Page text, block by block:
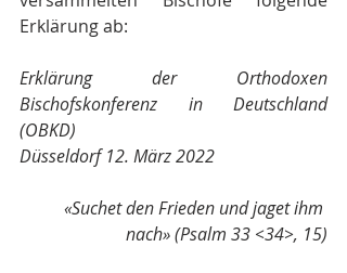
Erklärung ab:
Erklärung der Orthodoxen
Bischofskonferenz in Deutschland
(OBKD)
Düsseldorf 12. März 2022
«Suchet den Frieden und jaget ihm
nach» (Psalm 33 <34>, 15)